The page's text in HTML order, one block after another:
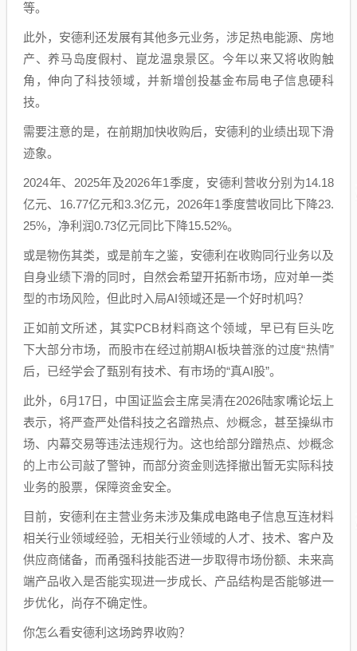
等。
此外，安德利还发展有其他多元业务，涉足热电能源、房地
产、养马岛度假村、崑龙温泉景区。今年以来又将收购触
角，伸向了科技领域，并新增创投基金布局电子信息硬科
技。
需要注意的是，在前期加快收购后，安德利的业绩出现下滑
迹象。
2024年、2025年及2026年1季度，安德利营收分别为14.18
亿元、16.77亿元和3.3亿元，2026年1季度营收同比下降23.
25%，净利润0.73亿元同比下降15.52%。
或是物伤其类，或是前车之鉴，安德利在收购同行业务以及
自身业绩下滑的同时，自然会希望开拓新市场，应对单一类
型的市场风险，但此时入局AI领域还是一个好时机吗？
正如前文所述，其实PCB材料商这个领域，早已有巨头吃
下大部分市场，而股市在经过前期AI板块普涨的过度“热情”
后，已经学会了甄别有技术、有市场的“真AI股”。
此外，6月17日，中国证监会主席吴清在2026陆家嘴论坛上
表示，将严查严处借科技之名蹭热点、炒概念，甚至操纵市
场、内幕交易等违法违规行为。这也给部分蹭热点、炒概念
的上市公司敲了警钟，而部分资金则选择撤出暂无实际科技
业务的股票，保障资金安全。
目前，安德利在主营业务未涉及集成电路电子信息互连材料
相关行业领域经验，无相关行业领域的人才、技术、客户及
供应商储备，而甬强科技能否进一步取得市场份额、未来高
端产品收入是否能实现进一步成长、产品结构是否能够进一
步优化，尚存不确定性。
你怎么看安德利这场跨界收购？